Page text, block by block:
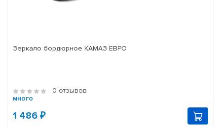
Зеркало бордюрное КАМАЗ ЕВРО
0 отзывов
много
1 486 ₽